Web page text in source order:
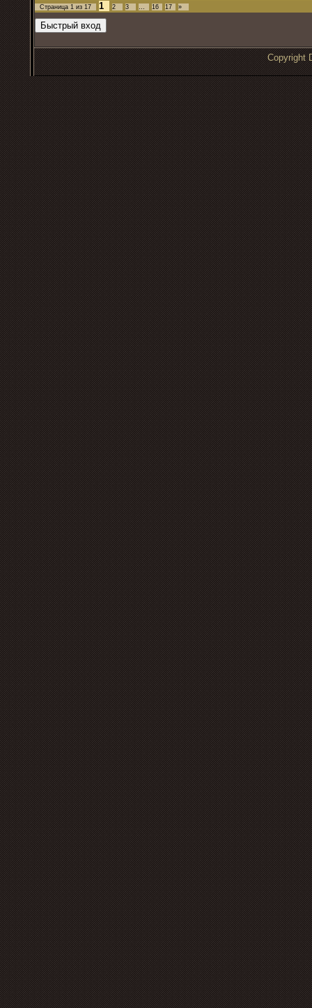
Страница 1 из 17 1 2 3 … 16 17 »
Copyright